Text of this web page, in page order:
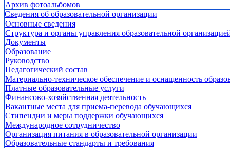
Архив фотоальбомов
Сведения об образовательной организации
Основные сведения
Структура и органы управления образовательной
Документы
Образование
Руководство
Педагогический состав
Материально-техническое обеспечение и оснащенность
Платные образовательные услуги
Финансово-хозяйственная деятельность
Вакантные места для приема-перевода обучающихся
Стипендии и меры поддержки обучающихся
Международное сотрудничество
Организация питания в образовательной организации
Образовательные стандарты и требования